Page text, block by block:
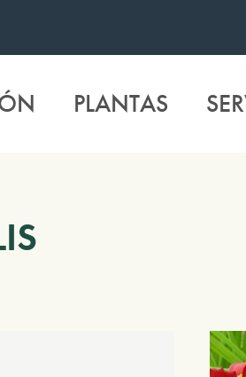
PLANTAS